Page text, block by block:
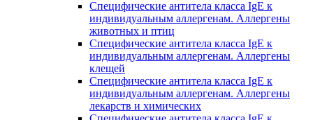
Специфические антитела класса IgE к
индивидуальным аллергенам. Аллергены
животных и птиц
Специфические антитела класса IgE к
индивидуальным аллергенам. Аллергены
клещей
Специфические антитела класса IgE к
индивидуальным аллергенам. Аллергены
лекарств и химических